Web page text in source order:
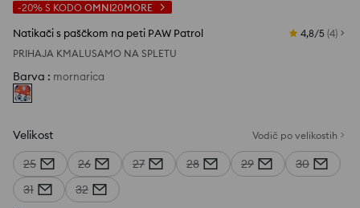
-20% S KODO OMNI20MORE
Natikači s paščkom na peti PAW Patrol 4,8/5 (4)
PRIHAJA KMALUSAMO NA SPLETU
Barva : mornarica
Velikost Vodič po velikostih
25 26 27 28 29
30
31
32